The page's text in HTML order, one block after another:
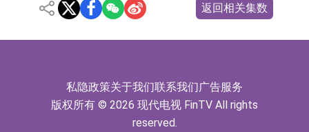
返回相关集数
私隐政策关于我们联系我们广告服务
版权所有 © 2026 现代电视 FinTV All rights
reserved.